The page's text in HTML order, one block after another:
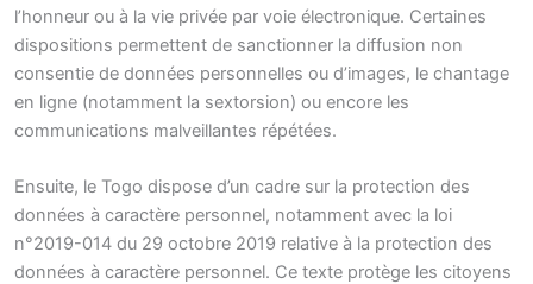
l’honneur ou à la vie privée par voie électronique. Certaines
dispositions permettent de sanctionner la diffusion non
consentie de données personnelles ou d’images, le chantage
en ligne (notamment la sextorsion) ou encore les
communications malveillantes répétées.
Ensuite, le Togo dispose d’un cadre sur la protection des
données à caractère personnel, notamment avec la loi
n°2019-014 du 29 octobre 2019 relative à la protection des
données à caractère personnel. Ce texte protège les citoyens